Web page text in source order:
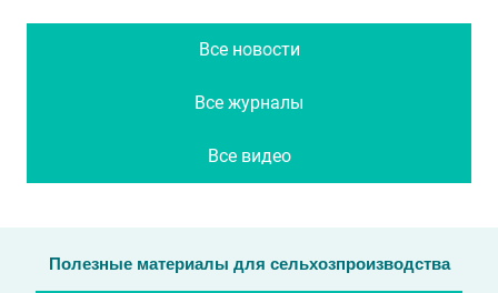
Все новости
Все журналы
Все видео
Полезные материалы для сельхозпроизводства